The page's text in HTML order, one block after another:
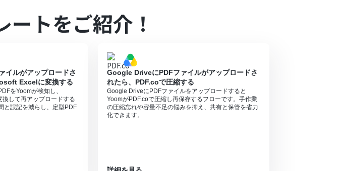
ンでのみご利用いただける機能となっております。フリープラン・ミニプランの場
ください。
参照ください。https://intercom.help/yoom/ja/articles/6807133
トをご紹介！
イルがアップロードさ
Excelに変換する
をYoomが検知し、
換して再アップロードする
と誤記を減らし、定型PDF
Google DriveにPDFファイルがアップロードさ
れたら、PDF.coで圧縮する
Google DriveにPDFファイルをアップロードすると
YoomがPDF.coで圧縮し再保存するフローです。手作業
の圧縮忘れや容量不足の悩みを抑え、共有と保管を省力
化できます。